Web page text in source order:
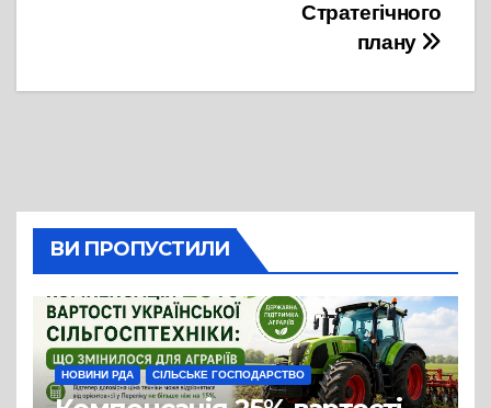
Стратегічного
плану
ВИ ПРОПУСТИЛИ
НОВИНИ РДА СІЛЬСЬКЕ ГОСПОДАРСТВО